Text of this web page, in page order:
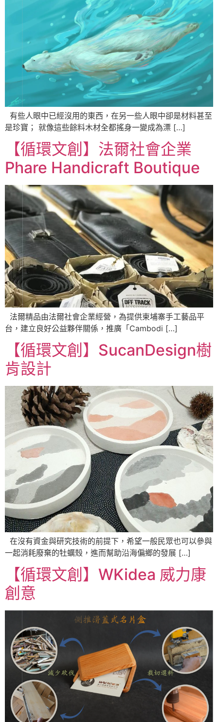
有些人眼中已經沒用的東西，在另一些人眼中卻是材料甚至
是珍寶； 就像這些餘料木材全都搖身一變成為漂 […]
【循環文創】法爾社會企業
Phare Handicraft Boutique
法爾精品由法爾社會企業經營，為提供柬埔寨手工藝品平
台，建立良好公益夥伴關係，推廣「Cambodi […]
【循環文創】SucanDesign樹
肯設計
在沒有資金與研究技術的前提下，希望一般民眾也可以參與
一起消耗廢棄的牡蠣殼，進而幫助沿海偏鄉的發展 […]
【循環文創】WKidea 威力康
創意